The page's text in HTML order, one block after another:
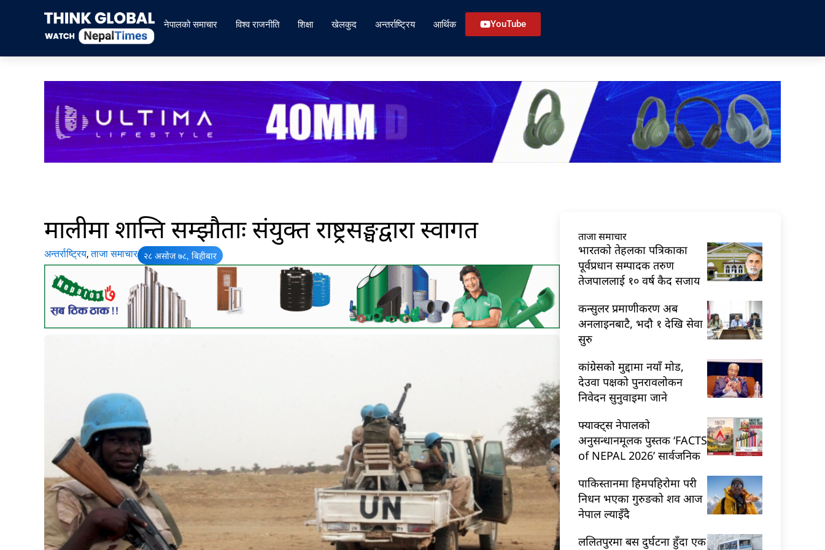
नेपालको समाचार विश्व राजनीति शिक्षा खेलकुद अन्तर्राष्ट्रिय आर्थिक YouTube
मालीमा शान्ति सम्झौताः संयुक्त राष्ट्रसङ्घद्वारा स्वागत
अन्तर्राष्ट्रिय,ताजा समाचार २८ असोज ७८, बिहीबार
ताजा समाचार
भारतकाे तेहलका पत्रिकाका
पूर्वप्रधान सम्पादक तरुण
तेजपाललाई १० वर्ष कैद सजाय
कन्सुलर प्रमाणीकरण अब
अनलाइनबाटै, भदौ १ देखि सेवा
सुरु
कांग्रेसको मुद्दामा नयाँ मोड,
देउवा पक्षको पुनरावलोकन
निवेदन सुनुवाइमा जाने
फ्याक्ट्स नेपालको
अनुसन्धानमूलक पुस्तक ‘FACTS
of NEPAL 2026’ सार्वजनिक
पाकिस्तानमा हिमपहिरोमा परी
निधन भएका गुरुङको शव आज
नेपाल ल्याइँदै
ललितपुरमा बस दुर्घटना हुँदा एक